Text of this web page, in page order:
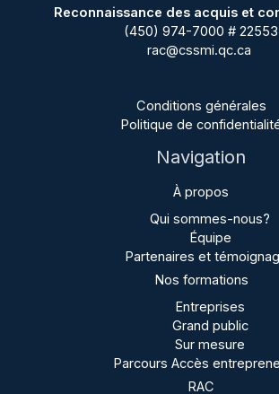
Reconnaissance des acquis et
(450) 974-7000 # 22553
rac@cssmi.qc.ca
Conditions générales
Politique de
Navigation
À propos
Qui sommes-nous?
Équipe
Partenaires et
Nos formations
Entreprises
Grand public
Sur mesure
Parcours Accès
RAC